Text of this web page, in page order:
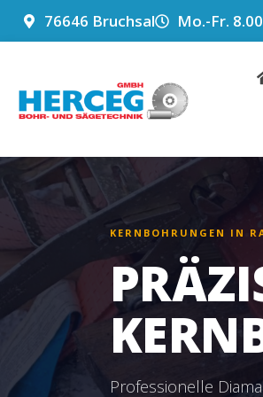
ZUM
INHALT
76646 Bruchsal Mo.-Fr.
KERNBOHRUNGEN IN
Professionelle